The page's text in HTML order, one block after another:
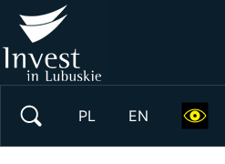
PL EN
Wyszukaj w serwisie